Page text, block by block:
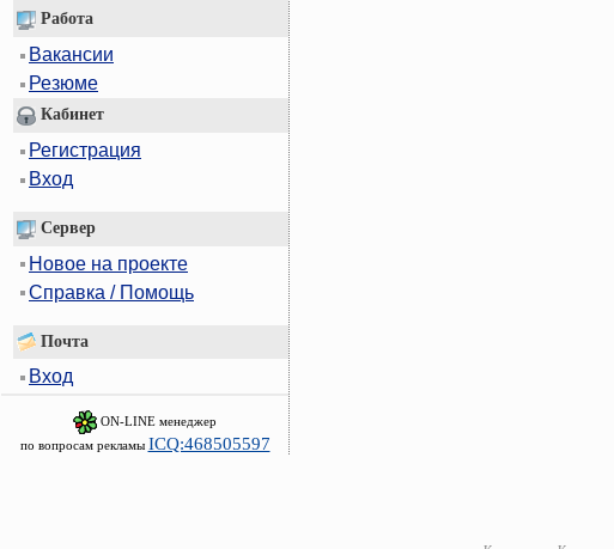
Работа
Вакансии
Резюме
Кабинет
Регистрация
Вход
Сервер
Новое на проекте
Справка / Помощь
Почта
Вход
ON-LINE менеджер
по вопросам рекламы ICQ:468505597